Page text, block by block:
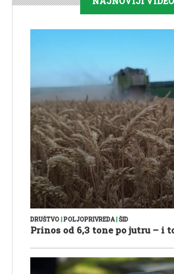
DRUŠTVO|POLJOPRIVREDA|ŠID
Prinos od 6,3 tone po jutru – i